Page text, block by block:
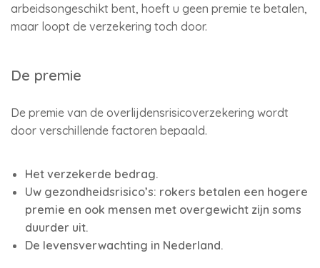
arbeidsongeschikt bent, hoeft u geen premie te betalen,
maar loopt de verzekering toch door.
De premie
De premie van de overlijdensrisicoverzekering wordt
door verschillende factoren bepaald.
Het verzekerde bedrag.
Uw gezondheidsrisico’s: rokers betalen een hogere
premie en ook mensen met overgewicht zijn soms
duurder uit.
De levensverwachting in Nederland.